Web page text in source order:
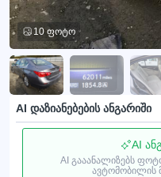
10 ფოტო
AI დაზიანებების ანგარიში
AI
AI გააანალიზებს
ავტომობილის